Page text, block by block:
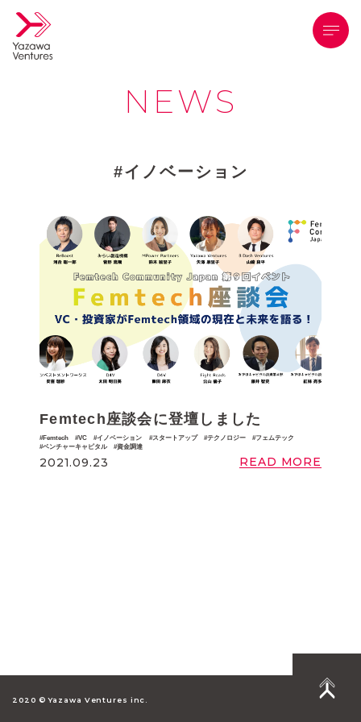
NEWS
イノベーション
Femtech座談会に登壇しました
Femtech VC イノベーション スタートアップ テクノロジー
フェムテック
ベンチャーキャピタル
資金調達
2021.09.23 READ MORE
2020 © Yazawa Ventures inc.
メニ